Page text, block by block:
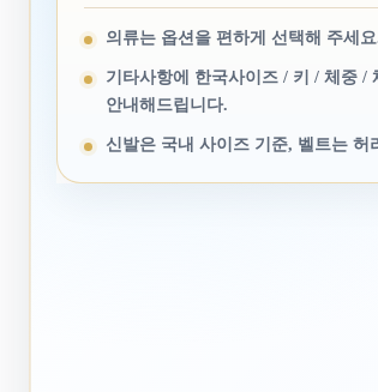
의류는 옵션을 편하게 선택해 주세
기타사항에 한국사이즈 / 키 / 체중 /
안내해드립니다.
신발은 국내 사이즈 기준, 벨트는 허